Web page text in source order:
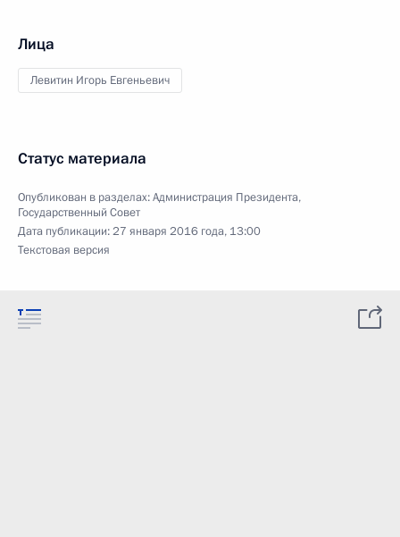
Лица
Левитин Игорь Евгеньевич
Статус материала
Опубликован в разделах:Администрация Президента,
Государственный Совет
Дата публикации:27 января 2016 года, 13:00
Текстовая версия